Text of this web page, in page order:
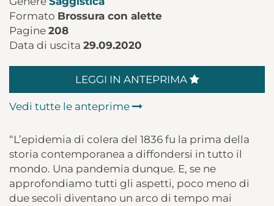
Formato Brossura con alette
Pagine 208
Data di uscita 29.09.2020
LEGGI IN ANTEPRIMA
Vedi tutte le anteprime
“L’epidemia di colera del 1836 fu la prima della
storia contemporanea a diffondersi in tutto il
mondo. Una pandemia dunque. E, se ne
approfondiamo tutti gli aspetti, poco meno di
due secoli diventano un arco di tempo mai